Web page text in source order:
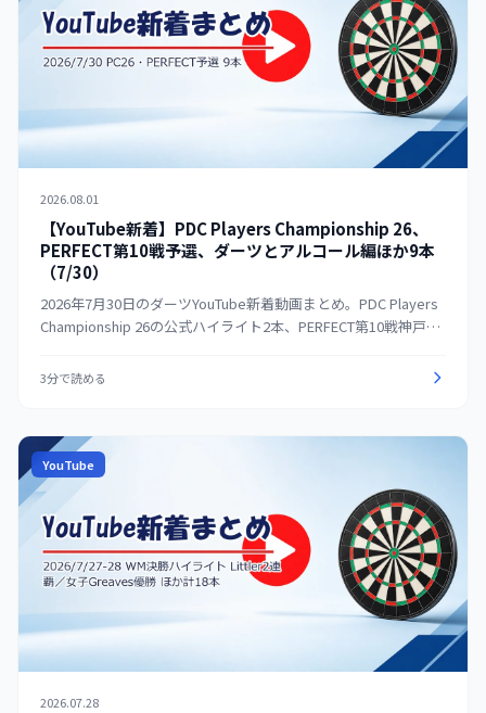
2026.08.01
【YouTube新着】PDC Players Championship 26、
PERFECT第10戦予選、ダーツとアルコール編ほか9本
（7/30）
2026年7月30日のダーツYouTube新着動画まとめ。PDC Players
Championship 26の公式ハイライト2本、PERFECT第10戦神戸の
ダイジェストなど、長尺・解説動画9本を紹介する。
3分で読める
YouTube
2026.07.28